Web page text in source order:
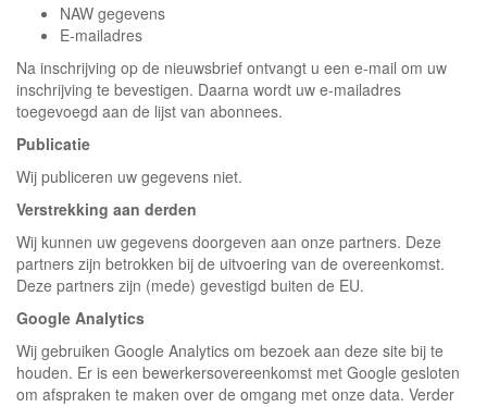
NAW gegevens
E-mailadres
Na inschrijving op de nieuwsbrief ontvangt u een e-mail om uw
inschrijving te bevestigen. Daarna wordt uw e-mailadres
toegevoegd aan de lijst van abonnees.
Publicatie
Wij publiceren uw gegevens niet.
Verstrekking aan derden
Wij kunnen uw gegevens doorgeven aan onze partners. Deze
partners zijn betrokken bij de uitvoering van de overeenkomst.
Deze partners zijn (mede) gevestigd buiten de EU.
Google Analytics
Wij gebruiken Google Analytics om bezoek aan deze site bij te
houden. Er is een bewerkersovereenkomst met Google gesloten
om afspraken te maken over de omgang met onze data. Verder